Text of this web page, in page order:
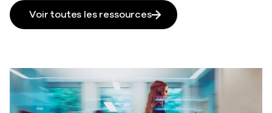
Voir toutes les ressources